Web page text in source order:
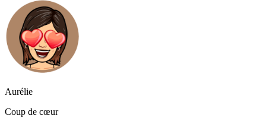
Aurélie
Coup de cœur